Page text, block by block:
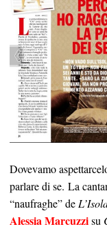
Dovevamo
parlare di se. La
“naufraghe” de
Alessia Marcuzzisu